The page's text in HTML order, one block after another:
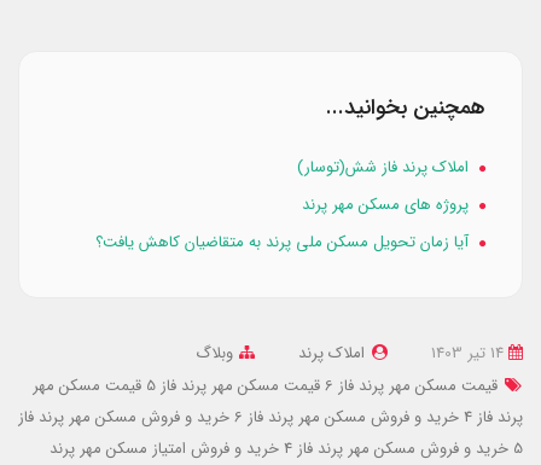
همچنین بخوانید...
املاک پرند فاز شش(توسار)
پروژه های مسکن مهر پرند
آیا زمان تحویل مسکن ملی پرند به متقاضیان کاهش یافت؟
املاک پرند
وبلاگ
قیمت مسکن مهر پرند فاز 6
قیمت مسکن مهر پرند فاز 5
قیمت مسکن مهر
پرند فاز 4
خرید و فروش مسکن مهر پرند فاز 6
خرید و فروش مسکن مهر پرند فاز
5 خرید و فروش مسکن مهر پرند فاز 4
خرید و فروش امتیاز مسکن مهر پرند